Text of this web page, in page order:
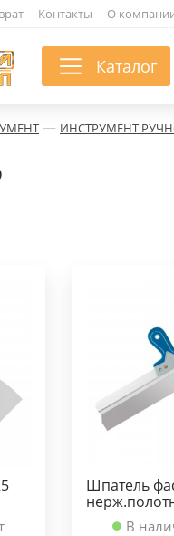
Контакты О
Каталог
— ИНСТРУМЕНТ
Шпатель
В